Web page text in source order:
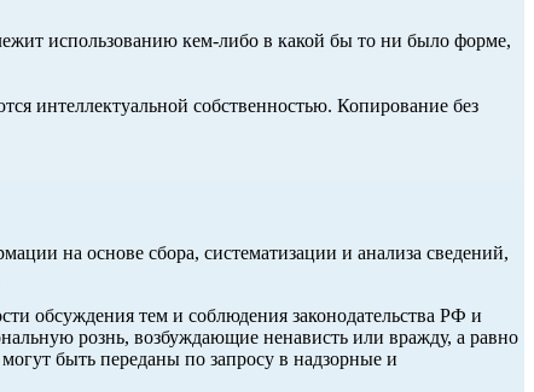
использованию кем-либо в какой бы то ни было форме,
интеллектуальной собственностью. Копирование без
на основе сбора, систематизации и анализа сведений,
обсуждения тем и соблюдения законодательства РФ и
рознь, возбуждающие ненависть или вражду, а равно
быть переданы по запросу в надзорные и